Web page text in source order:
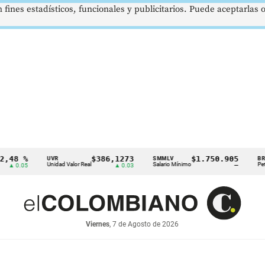
UVR
Unidad Valor Real
$386,1273
▲ 0.03
SMMLV
Salario Mínimo
$1.750.905 BRENT
Petróleo
Viernes, 7 de Agosto de 2026
estadísticos, funcionales y publicitarios. Puede aceptarlas